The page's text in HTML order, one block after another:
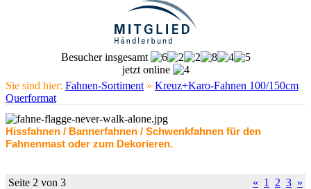
Besucher insgesamt
jetzt online
Sie sind hier: Fahnen-Sortiment » Kreuz+Karo-Fahnen 100/150cm
Querformat
Hissfahnen / Bannerfahnen / Schwenkfahnen für den
Fahnenmast oder zum Dekorieren.
Seite 2 von 3 « 1 2 3 »